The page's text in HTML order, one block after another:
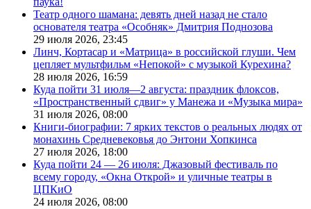
Театр одного шамана: девять дней назад не стало
основателя театра «Особняк» Дмитрия Поднозова
29 июля 2026, 23:45
Линч, Кортасар и «Матрица» в российской глуши. Чем
цепляет мультфильм «Непокой» с музыкой Курехина?
28 июля 2026, 16:59
Куда пойти 31 июля—2 августа: праздник флоксов,
«Пространственный сдвиг» у Манежа и «Музыка мира»
31 июля 2026, 08:00
Книги-биографии: 7 ярких текстов о реальных людях от
монахинь Средневековья до Энтони Хопкинса
27 июля 2026, 18:00
Куда пойти 24 — 26 июля: Джазовый фестиваль по
всему городу, «Окна Открой» и уличные театры в
ЦПКиО
24 июля 2026, 08:00